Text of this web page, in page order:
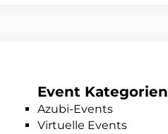
Event Kategorien
Azubi-Events
Virtuelle Events